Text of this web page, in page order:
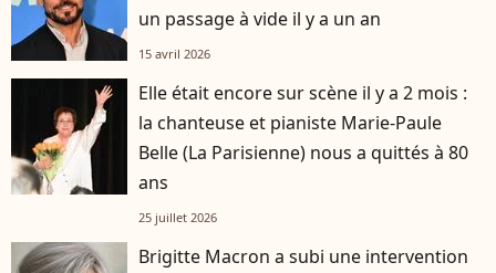
un passage à vide il y a un an
15 avril 2026
Elle était encore sur scène il y a 2 mois :
la chanteuse et pianiste Marie-Paule
Belle (La Parisienne) nous a quittés à 80
ans
25 juillet 2026
Brigitte Macron a subi une intervention